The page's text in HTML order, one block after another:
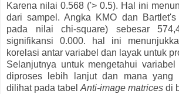
Karena nilai 0.568 ('> 0.5). Hal ini
dari sampel. Angka KMO dan
pada nilai chi-square) sebesar
signifikansi 0.000. hal ini
korelasi antar variabel dan layak untuk
Selanjutnya untuk mengetahui
diproses lebih lanjut dan mana yang
dilihat pada tabel Anti-image matrices di